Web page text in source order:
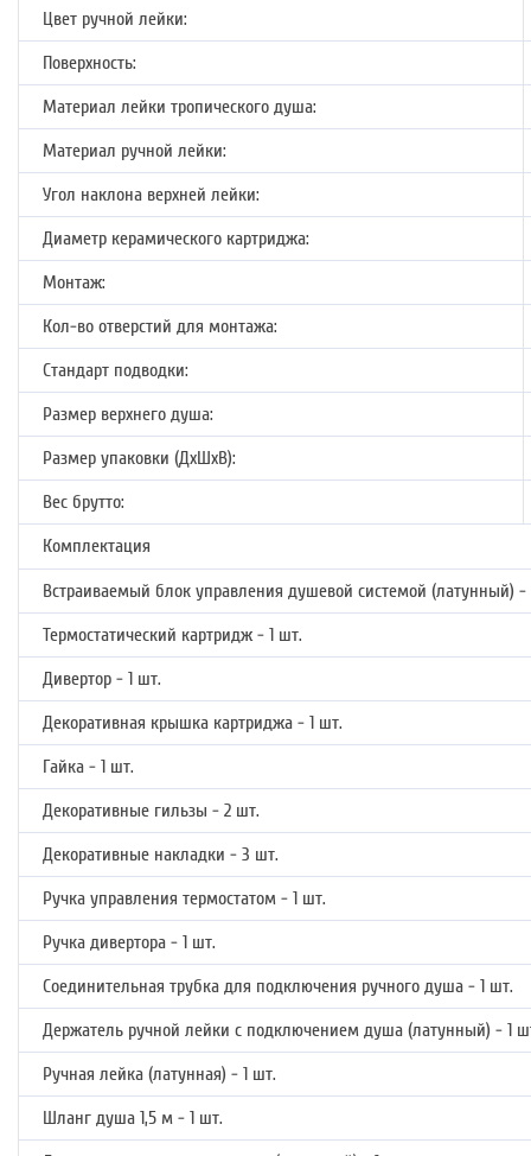
Цвет ручной лейки:
Поверхность:
Материал лейки тропического душа:
Материал ручной лейки:
Угол наклона верхней лейки:
Диаметр керамического картриджа:
Монтаж:
Кол-во отверстий для монтажа:
Стандарт подводки:
Размер верхнего душа:
Размер упаковки (ДхШхВ):
Вес брутто:
Комплектация
Встраиваемый блок управления душевой системой (латунный) -
Термостатический картридж - 1 шт.
Дивертор - 1 шт.
Декоративная крышка картриджа - 1 шт.
Гайка - 1 шт.
Декоративные гильзы - 2 шт.
Декоративные накладки - 3 шт.
Ручка управления термостатом - 1 шт.
Ручка дивертора - 1 шт.
Соединительная трубка для подключения ручного душа - 1 шт.
Держатель ручной лейки с подключением душа (латунный) - 1
Ручная лейка (латунная) - 1 шт.
Шланг душа 1,5 м - 1 шт.